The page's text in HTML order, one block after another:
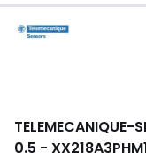
TELEMECANIQUE-
0.5 -